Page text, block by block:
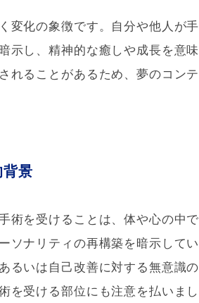
変化の象徴です。自分や他人が手
示し、精神的な癒しや成長を意味
れることがあるため、夢のコンテ
景
術を受けることは、体や心の中で
ソナリティの再構築を暗示してい
るいは自己改善に対する無意識の
を受ける部位にも注意を払いまし